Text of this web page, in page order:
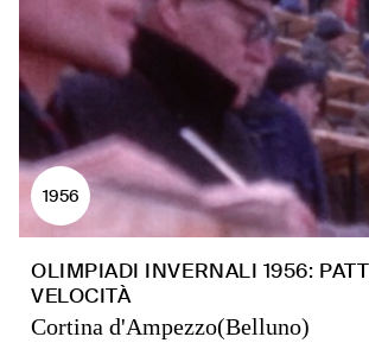
1956
OLIMPIADI INVERNALI 1956:
VELOCITÀ
Cortina d'Ampezzo(Belluno)